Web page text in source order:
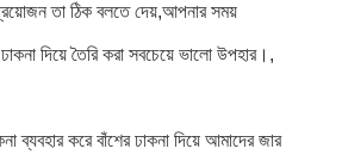
তা ঠিক বলতে দেয়,আপনার সময়
দিয়ে তৈরি করা সবচেয়ে ভালো উপহার।,
ব্যবহার করে বাঁশের ঢাকনা দিয়ে আমাদের জার